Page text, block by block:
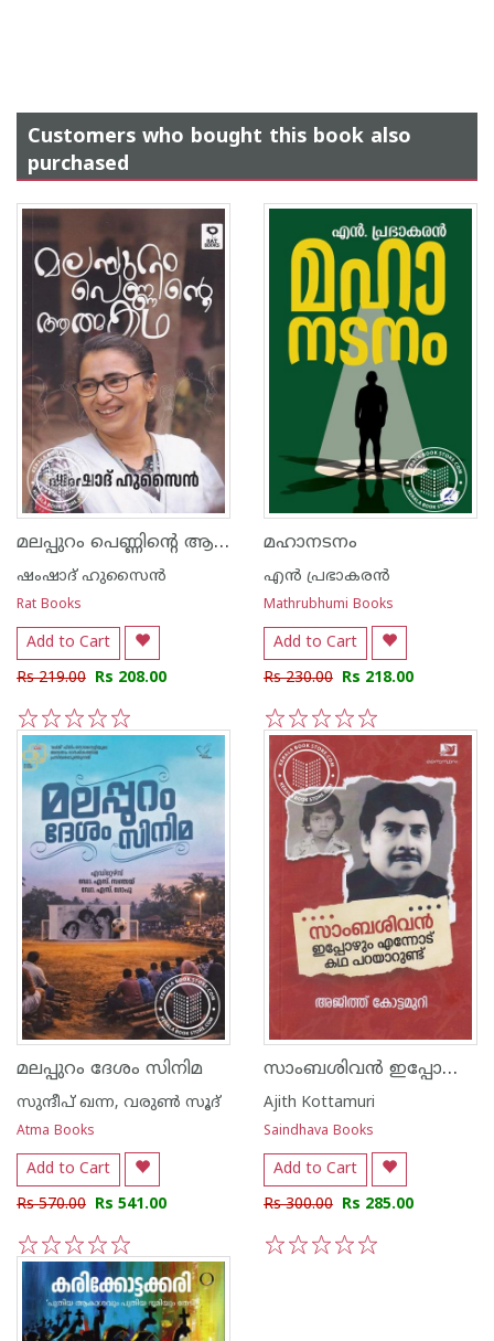
Customers who bought this book also
purchased
മലപ്പുറം പെണ്ണിന്റെ ആത്മകഥ
ഷംഷാദ് ഹുസൈൻ
Rat Books
Add to Cart
Rs 219.00 Rs 208.00
5
4
3
2
1
മഹാനടനം
എന്‍ പ്രഭാകരന്‍
Mathrubhumi Books
Add to Cart
Rs 230.00 Rs 218.00
5
4
3
2
1
മലപ്പുറം ദേശം സിനിമ
സുന്ദീപ് ഖന്ന, വരുൺ സൂദ്
Atma Books
Add to Cart
Rs 570.00 Rs 541.00
5
4
3
2
1
സാംബശിവൻ ഇപ്പോഴും എന്നോട് കഥ പറയാറുണ്ട്
Ajith Kottamuri
Saindhava Books
Add to Cart
Rs 300.00 Rs 285.00